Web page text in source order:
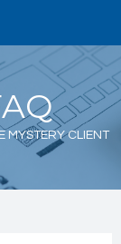
MYSTERY CLIENT